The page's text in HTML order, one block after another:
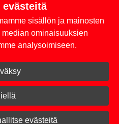
sisään
Taperoll
evästeitä
sisällön ja mainosten
ominaisuuksien
analysoimiseen.
evästeitä